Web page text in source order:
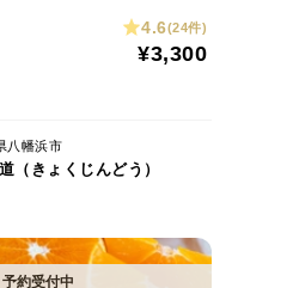
4.6(24件)
¥3,300
八幡浜市
（きょくじんどう）